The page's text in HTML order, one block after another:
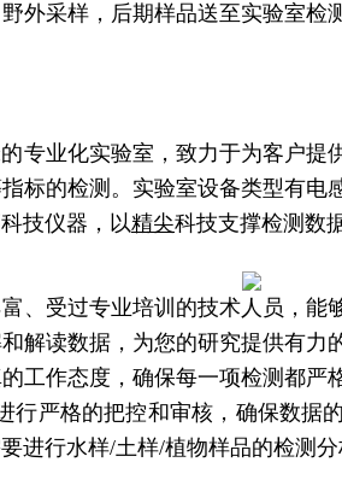
外采样，后期样品送至实验室
专业化实验室，致力于为客户
标的检测。实验室设备类型有电
技仪器，以精尖科技支撑检测数
、受过专业培训的技术人员，
解读数据，为您的研究提供有
工作态度，确保每一项检测都
行严格的把控和审核，确保数据
进行水样/土样/植物样品的检测